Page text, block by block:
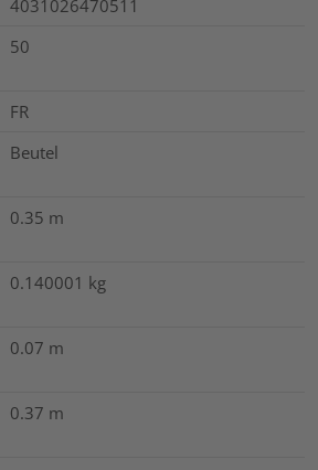
4031026470511
50
FR
Beutel
0.35 m
0.140001 kg
0.07 m
0.37 m